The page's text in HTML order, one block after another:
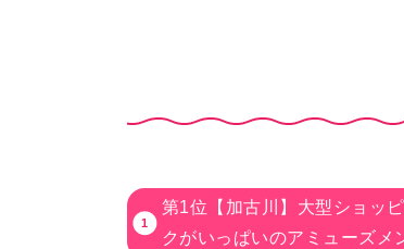
第1位【加古川】大型ショッ
クがいっぱいのアミューズメ